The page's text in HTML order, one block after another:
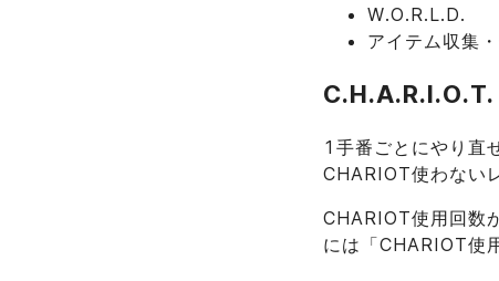
W.O.R.L.D.
アイテム収集
C.H.A.R.I.O.T.
1手番ごとにやり直
CHARIOT使わない
CHARIOT使用回数
には「CHARIOT使